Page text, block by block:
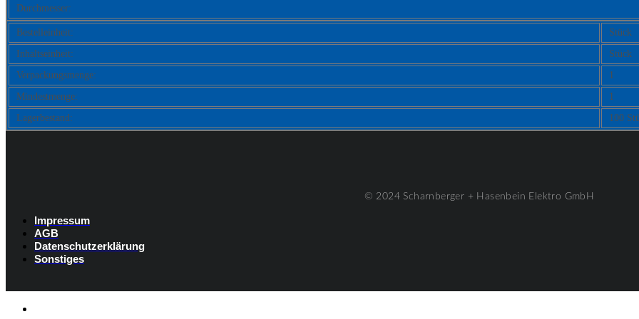
Durchmesser:
Bestelleinheit:
Stück
Inhaltseinheit:
Stück
Verpackungsmenge:
1
Mindestmenge:
1
Lagerbestand:
100
© 2024 Scharnberger + Hasenbein Elektro GmbH
Impressum
AGB
Datenschutzerklärung
Sonstiges